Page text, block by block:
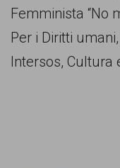
Femminista “No
Per i Diritti
Intersos, Cultura